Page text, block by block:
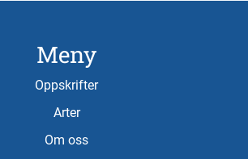
Meny
Oppskrifter
Arter
Om oss